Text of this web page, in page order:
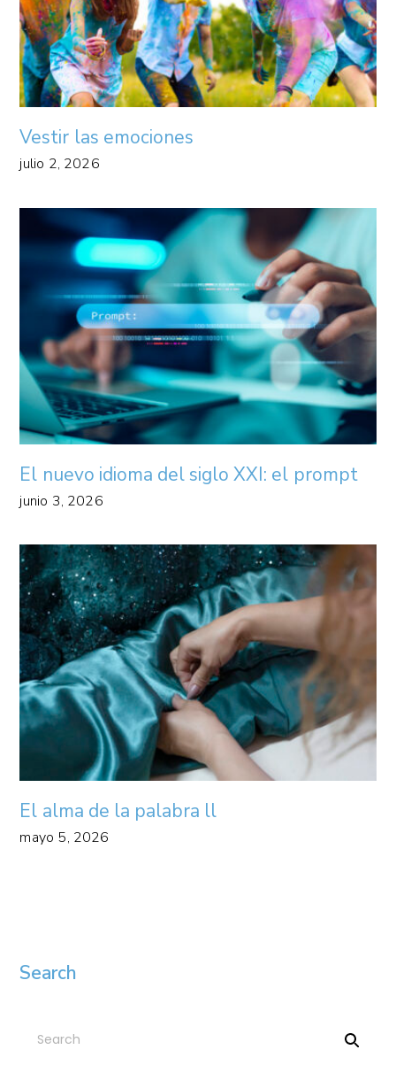
Vestir las emociones
julio 2, 2026
El nuevo idioma del siglo XXI: el prompt
junio 3, 2026
El alma de la palabra ll
mayo 5, 2026
Search